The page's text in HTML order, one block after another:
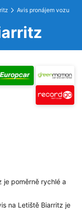
Avis pronájem vozu
je poměrně rychlé a
na Letiště Biarritz je